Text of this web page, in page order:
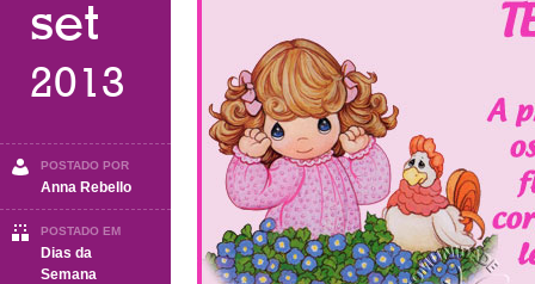
set
2013
POSTADO POR
Anna Rebello
POSTADO EM
Dias da
Semana